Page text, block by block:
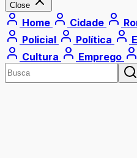
Close
Home Cidade
Policial
Política
Cultura
Emprego